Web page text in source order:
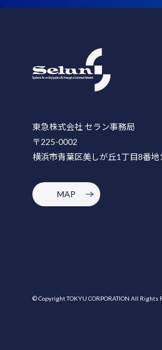
東急株式会社 セラン事務局
〒225-0002
横浜市青葉区美しが丘1丁目8番
MAP
© Copyright TOKYU CORPORATION All Rights